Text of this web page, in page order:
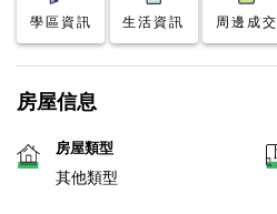
學區資訊 生活資訊 周邊成交
房屋信息
房屋類型
其他類型